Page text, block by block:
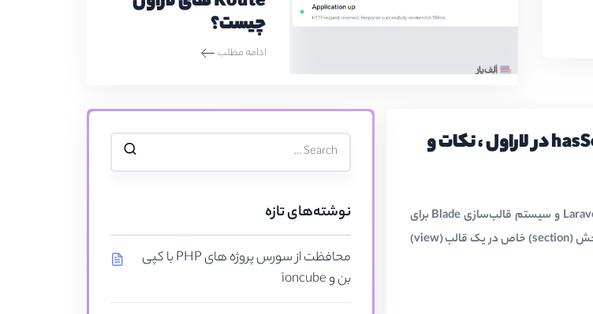
چیست؟
ادامه مطلب
دایرکتیو @hasSection در لاراول ، نکات و
دایرکتیو @hasSection در Laravel و سیستم قالب‌سازی Blade برای
بررسی این است که آیا یک بخش (section) خاص در یک قالب (view)
نوشته‌های تازه
محافظت از سورس پروژه های PHP با کپی
بن و ioncube